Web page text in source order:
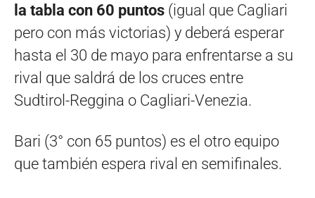
la tabla con 60 puntos (igual que Cagliari
pero con más victorias) y deberá esperar
hasta el 30 de mayo para enfrentarse a su
rival que saldrá de los cruces entre
Sudtirol-Reggina o Cagliari-Venezia.
Bari (3° con 65 puntos) es el otro equipo
que también espera rival en semifinales.